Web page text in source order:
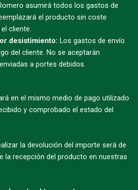
asumirá todos los gastos de
el producto sin coste
cliente.
desistimiento: Los gastos de envío
del cliente. No se aceptarán
a portes debidos.
en el mismo medio de pago utilizado
y comprobado el estado del
la devolución del importe será de
la recepción del producto en nuestras